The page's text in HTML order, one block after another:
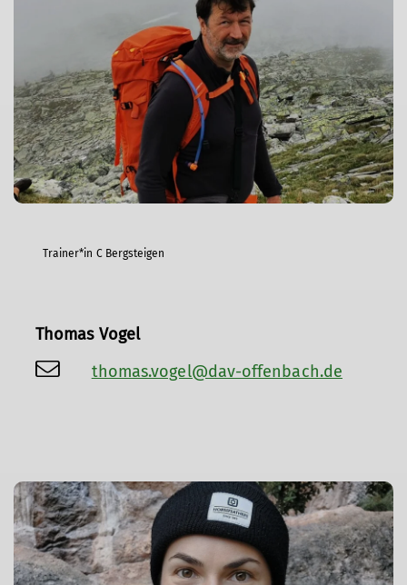
Trainer*in C Bergsteigen
Thomas Vogel
thomas.vogel@dav-offenbach.de